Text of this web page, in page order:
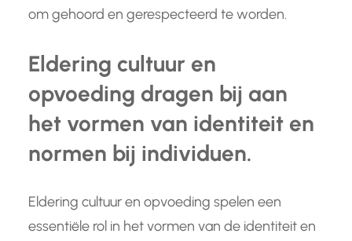
om gehoord en gerespecteerd te worden.
Eldering cultuur en
opvoeding dragen bij aan
het vormen van identiteit en
normen bij individuen.
Eldering cultuur en opvoeding spelen een
essentiële rol in het vormen van de identiteit en